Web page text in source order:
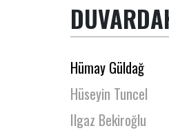
Hülya Kahyalar
Hülya Kantar
Hümay Güldağ
Hüseyin Tuncel
Ilgaz Bekiroğlu